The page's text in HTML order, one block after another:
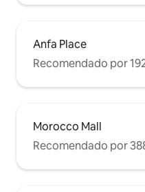
Anfa Place
Recomendado por
Morocco Mall
Recomendado por